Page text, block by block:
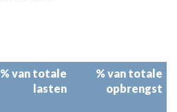
% van totale
lasten
% van totale
opbrengst